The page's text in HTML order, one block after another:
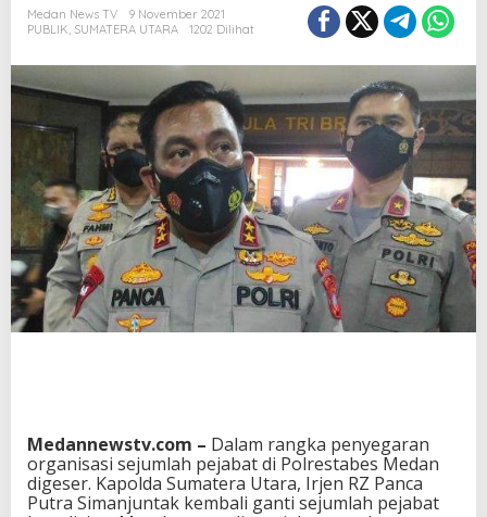
Medan News TV
9 November 2021
PUBLIK, SUMATERA UTARA 1202 Dilihat
Medannewstv.com – Dalam rangka penyegaran
organisasi sejumlah pejabat di Polrestabes Medan
digeser. Kapolda Sumatera Utara, Irjen RZ Panca
Putra Simanjuntak kembali ganti sejumlah pejabat